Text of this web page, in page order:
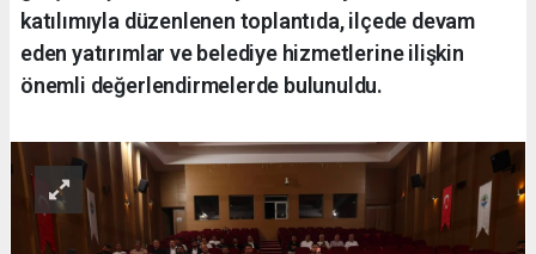
katılımıyla düzenlenen toplantıda, ilçede devam
eden yatırımlar ve belediye hizmetlerine ilişkin
önemli değerlendirmelerde bulunuldu.